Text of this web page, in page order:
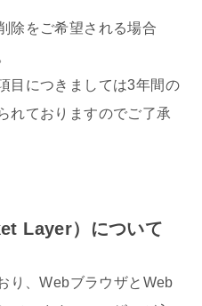
除をご希望される場合
目につきましては3年間の
れておりますのでご了承
Layer）について
り、WebブラウザとWeb